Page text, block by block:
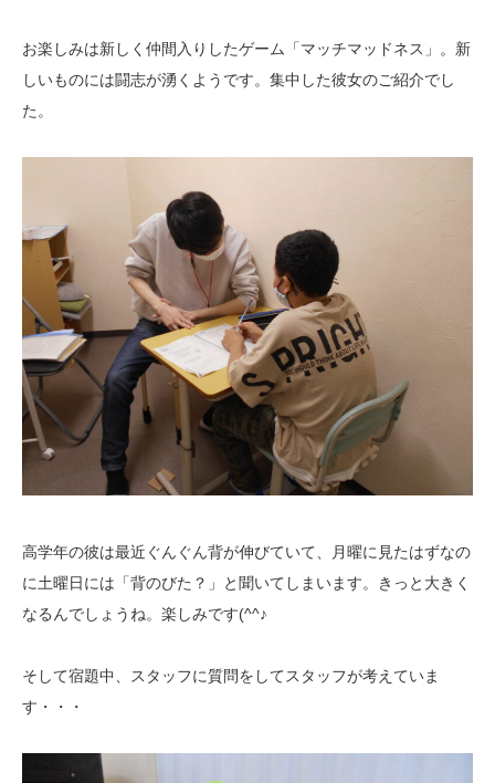
お楽しみは新しく仲間入りしたゲーム「マッチマッドネス」。新
しいものには闘志が湧くようです。集中した彼女のご紹介でし
た。
高学年の彼は最近ぐんぐん背が伸びていて、月曜に見たはずなの
に土曜日には「背のびた？」と聞いてしまいます。きっと大きく
なるんでしょうね。楽しみです(^^♪
そして宿題中、スタッフに質問をしてスタッフが考えていま
す・・・